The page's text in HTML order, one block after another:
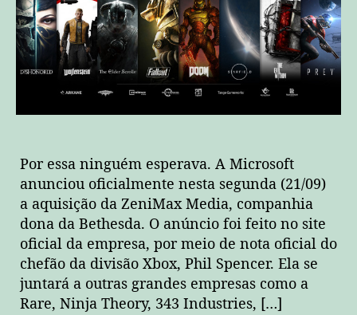
Por essa ninguém esperava. A Microsoft
anunciou oficialmente nesta segunda (21/09)
a aquisição da ZeniMax Media, companhia
dona da Bethesda. O anúncio foi feito no site
oficial da empresa, por meio de nota oficial do
chefão da divisão Xbox, Phil Spencer. Ela se
juntará a outras grandes empresas como a
Rare, Ninja Theory, 343 Industries, […]